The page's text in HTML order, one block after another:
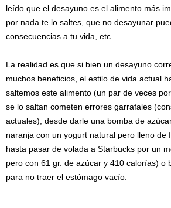
leído que el desayuno es el alimento más
por nada te lo saltes, que no desayunar
consecuencias a tu vida, etc.
La realidad es que si bien un desayuno
muchos beneficios, el estilo de vida actual
saltemos este alimento (un par de veces
se lo saltan cometen errores garrafales
actuales), desde darle una bomba de
naranja con un yogurt natural pero lleno de
hasta pasar de volada a Starbucks por un
pero con 61 gr. de azúcar y 410 calorías) o
para no traer el estómago vacío.